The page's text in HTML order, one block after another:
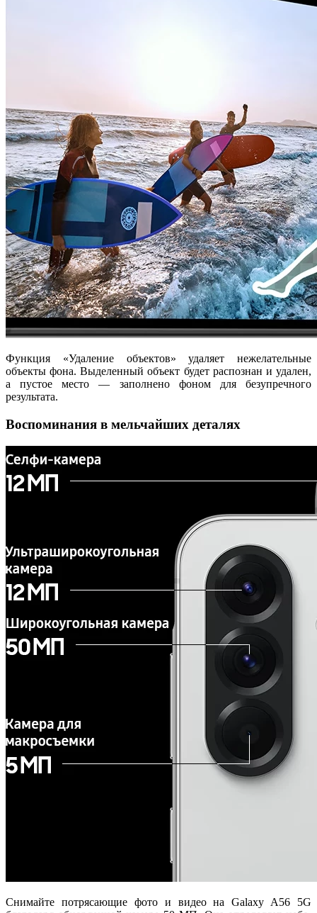
Функция «Удаление объектов» удаляет нежелательные
объекты фона. Выделенный объект будет распознан и удален,
а пустое место — заполнено фоном для безупречного
результата.
Воспоминания в мельчайших деталях
Снимайте потрясающие фото и видео на Galaxy A56 5G